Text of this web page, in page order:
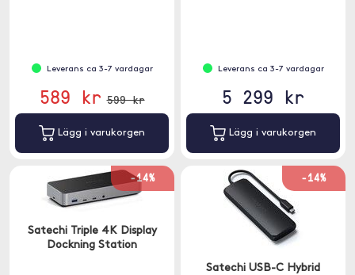
Leverans ca 3-7 vardagar
589 kr 599 kr
Lägg i varukorgen
Leverans ca 3-7 vardagar
5 299 kr
Lägg i varukorgen
-14%
Satechi Triple 4K Display
Dockning Station
-14%
Satechi USB-C Hybrid